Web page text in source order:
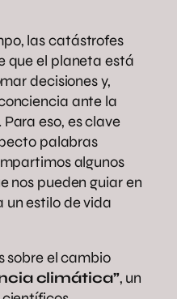
las catástrofes
que el planeta está
decisiones y,
ante la
eso, es clave
palabras
algunos
nos pueden guiar en
un estilo de vida
sobre el cambio
climática”, un